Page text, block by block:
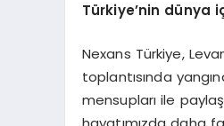
Türkiye’nin dünya
Nexans Türkiye,
toplantısında
mensupları ile